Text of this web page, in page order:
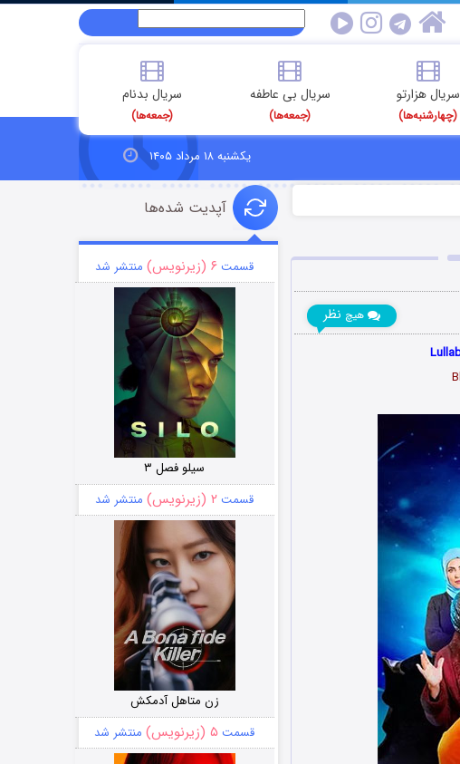
سریال هزارتو
(چهارشنبه‌ها)
سریال بی عاطفه
(جمعه‌ها)
سریال بدنام
(جمعه‌ها)
یکشنبه ۱۸ مرداد ۱۴۰۵
هیچ نظر
آپدیت شده‌ها
قسمت ۶ (زیرنویس) منتشر شد
سیلو فصل ۳
قسمت ۲ (زیرنویس) منتشر شد
زن متاهل آدمکش
قسمت ۵ (زیرنویس) منتشر شد